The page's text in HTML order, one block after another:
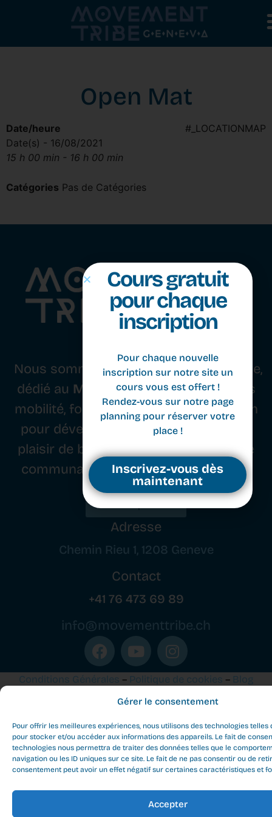
Gérer le consentement
Pour offrir les meilleures expériences, nous utilisons des technologies telles
pour stocker et/ou accéder aux informations des appareils. Le fait de
technologies nous permettra de traiter des données telles que le
navigation ou les ID uniques sur ce site. Le fait de ne pas consentir ou de
consentement peut avoir un effet négatif sur certaines caractéristiques et
Accepter
Open Mat
#_LOCATIONMAP
Date/heure
Date(s) - 16/08/2021
15 h 00 min - 16 h 00 min
Catégories Pas de Catégories
Inscription
Adresse
Chemin Rieu 1, 1208 Geneve
Contact
+41 76 473 69 89
info@movementtribe.ch
Nous sommes un studio basé à Genève,
dédié au Movement. Nous combinons
mobilité, force, équilibre et coordination
pour développer le corps, l’esprit et le
plaisir de bouger, tout en cultivant une
communauté passionnée de movers.
Conditions Générales – Politique de cookies – Blog
Movement Tribe Geneva - All rights reserved ©
Cours gratuit
pour chaque
inscription
Pour chaque nouvelle
inscription sur notre site un
cours vous est offert !
Rendez-vous sur notre page
planning pour réserver votre
place !
Inscrivez-vous dès